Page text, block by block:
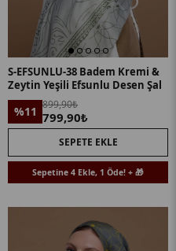
S-EFSUNLU-38 Badem Kremi &
Zeytin Yeşili Efsunlu Desen Şal
%11 899,90₺
799,90₺
SEPETE EKLE
Sepetine 4 Ekle, 1 Öde! + 🎁